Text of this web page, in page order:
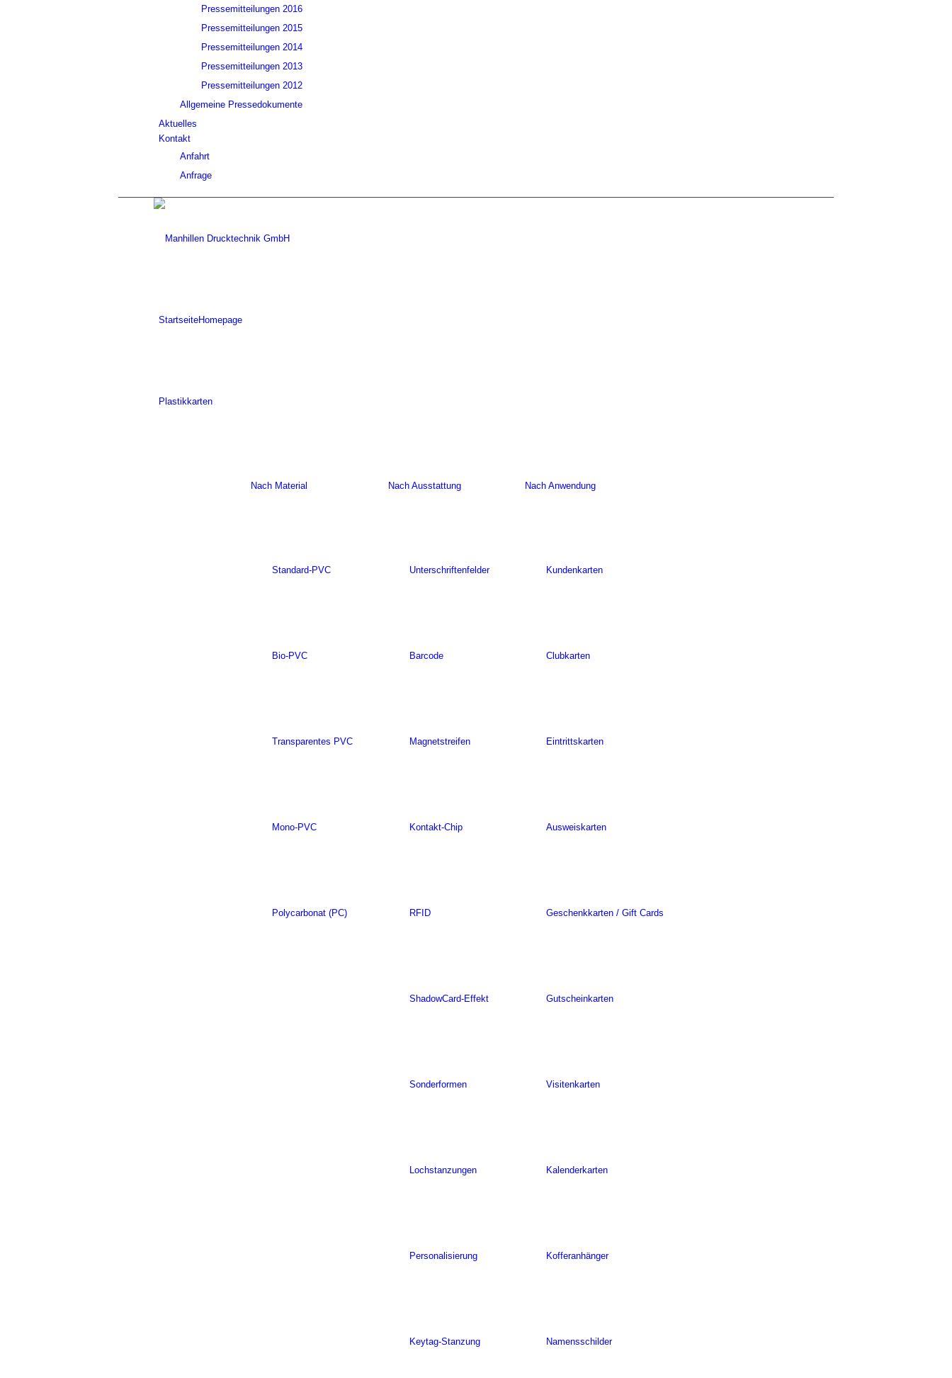
Pressemitteilungen 2016
Pressemitteilungen 2015
Pressemitteilungen 2014
Pressemitteilungen 2013
Pressemitteilungen 2012
Allgemeine Pressedokumente
Aktuelles
Kontakt
Anfahrt
Anfrage
StartseiteHomepage
Plastikkarten
Nach Material
Standard-PVC
Bio-PVC
Transparentes PVC
Mono-PVC
Polycarbonat (PC)
Nach Ausstattung
Unterschriftenfelder
Barcode
Magnetstreifen
Kontakt-Chip
RFID
ShadowCard-Effekt
Sonderformen
Lochstanzungen
Personalisierung
Keytag-Stanzung
Nach Anwendung
Kundenkarten
Clubkarten
Eintrittskarten
Ausweiskarten
Geschenkkarten / Gift Cards
Gutscheinkarten
Visitenkarten
Kalenderkarten
Kofferanhänger
Namensschilder